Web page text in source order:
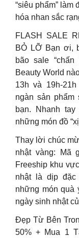
“siêu phẩm”
hóa nhan sắc
FLASH SALE
BỎ LỠ Bạn ơi,
bão sale
Beauty World
13h và 19h-
ngàn sản
bạn. Nhanh
những món đồ
Thay lời chúc
nhật vàng: Mã
Freeship khu
nhật là dịp đặc
những món quà
ngày sinh nhật
Đẹp Từ Bên
50% + Mua 1